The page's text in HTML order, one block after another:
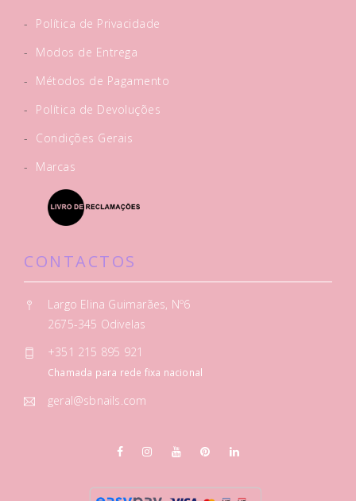
-
Política de Privacidade
-
Modos de Entrega
-
Métodos de Pagamento
-
Política de Devoluções
-
Condições Gerais
-
Marcas
CONTACTOS
Largo Elina Guimarães, Nº6
2675-345 Odivelas
+351 215 895 921
Chamada para rede fixa nacional
geral@sbnails.com